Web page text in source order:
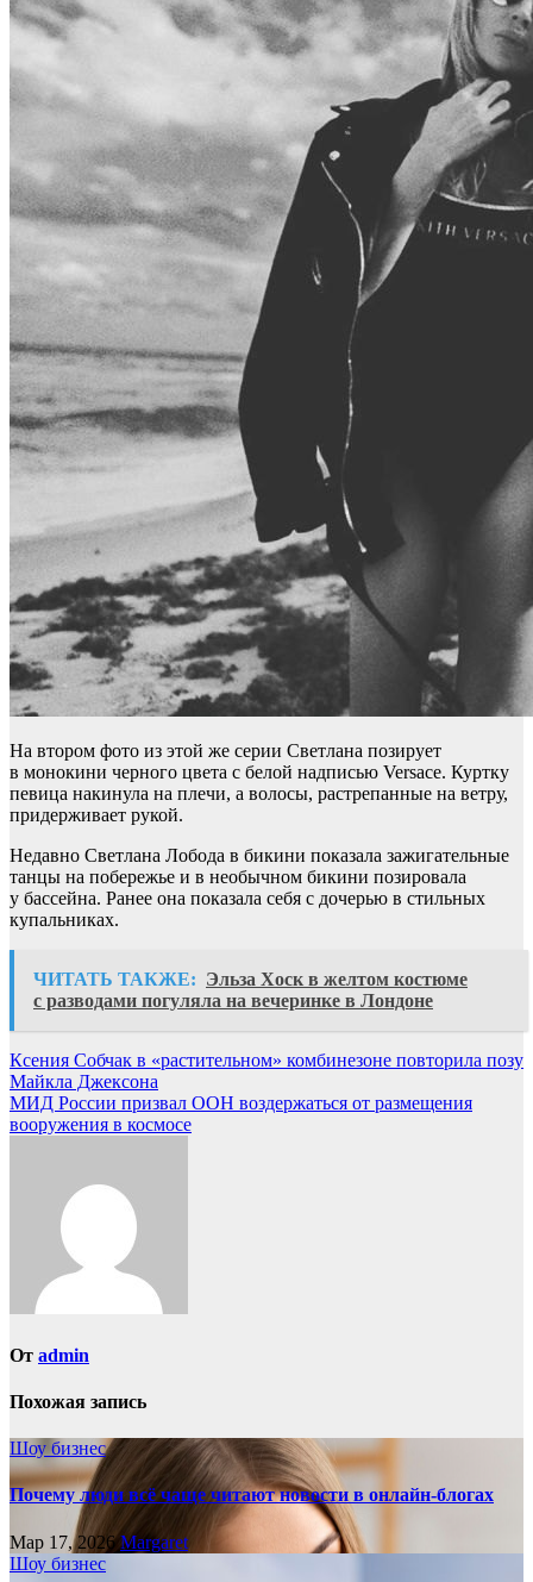
На втором фото из этой же серии Светлана позирует
в монокини черного цвета с белой надписью Versace. Куртку
певица накинула на плечи, а волосы, растрепанные на ветру,
придерживает рукой.
Недавно Светлана Лобода в бикини показала зажигательные
танцы на побережье и в необычном бикини позировала
у бассейна. Ранее она показала себя с дочерью в стильных
купальниках.
ЧИТАТЬ ТАКЖЕ: Эльза Хоск в желтом костюме
с разводами погуляла на вечеринке в Лондоне
Навигация
по
записям
Ксения Собчак в «растительном» комбинезоне повторила позу
Майкла Джексона
МИД России призвал ООН воздержаться от размещения
вооружения в космосе
От admin
Похожая запись
Шоу бизнес
Почему люди всё чаще читают новости в онлайн-блогах
Мар 17, 2026Margaret
Шоу бизнес